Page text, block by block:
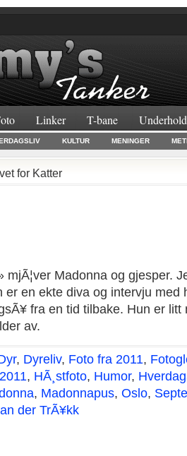
Linker T-bane
KULTUR MENINGER
for Katter
mjÃ¦ver Madonna og gjesper.
er en ekte diva og intervju med
fra en tid tilbake. Hun er litt
av.
, Dyreliv, Foto fra 2011,
, HÃ¸stfoto, Humor,
, Madonnapus, Oslo,
der TrÃ¥kk